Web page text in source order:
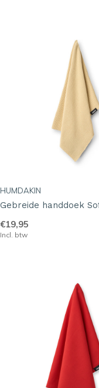
HUMDAKIN
Gebreide handdoek
€19,95
Incl. btw